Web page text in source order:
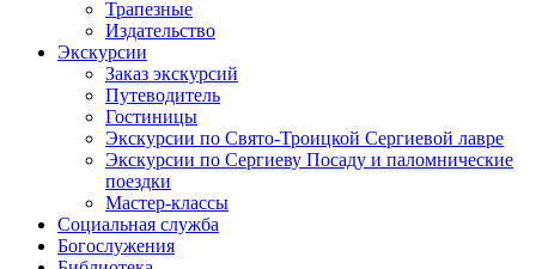
Трапезные
Издательство
Экскурсии
Заказ экскурсий
Путеводитель
Гостиницы
Экскурсии по Свято-Троицкой Сергиевой лавре
Экскурсии по Сергиеву Посаду и паломнические
поездки
Мастер-классы
Социальная служба
Богослужения